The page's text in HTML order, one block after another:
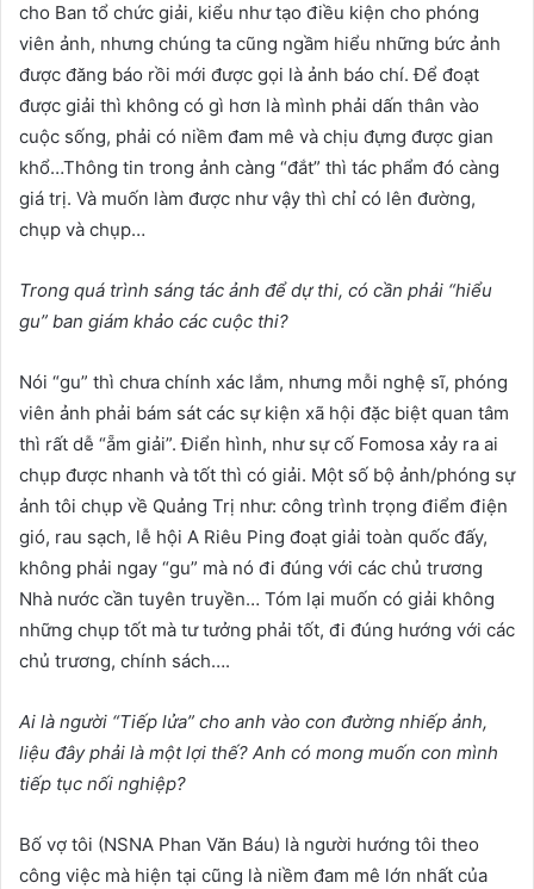
cho Ban tổ chức giải, kiểu như tạo điều kiện cho phóng
viên ảnh, nhưng chúng ta cũng ngầm hiểu những bức ảnh
được đăng báo rồi mới được gọi là ảnh báo chí. Để đoạt
được giải thì không có gì hơn là mình phải dấn thân vào
cuộc sống, phải có niềm đam mê và chịu đựng được gian
khổ…Thông tin trong ảnh càng “đắt” thì tác phẩm đó càng
giá trị. Và muốn làm được như vậy thì chỉ có lên đường,
chụp và chụp…
Trong quá trình sáng tác ảnh để dự thi, có cần phải “hiểu
gu” ban giám khảo các cuộc thi?
Nói “gu” thì chưa chính xác lắm, nhưng mỗi nghệ sĩ, phóng
viên ảnh phải bám sát các sự kiện xã hội đặc biệt quan tâm
thì rất dễ “ẵm giải”. Điển hình, như sự cố Fomosa xảy ra ai
chụp được nhanh và tốt thì có giải. Một số bộ ảnh/phóng sự
ảnh tôi chụp về Quảng Trị như: công trình trọng điểm điện
gió, rau sạch, lễ hội A Riêu Ping đoạt giải toàn quốc đấy,
không phải ngay “gu” mà nó đi đúng với các chủ trương
Nhà nước cần tuyên truyền… Tóm lại muốn có giải không
những chụp tốt mà tư tưởng phải tốt, đi đúng hướng với các
chủ trương, chính sách….
Ai là người “Tiếp lửa” cho anh vào con đường nhiếp ảnh,
liệu đâyphải là một lợi thế? Anh có mong muốn con mình
tiếp tục nối nghiệp?
Bố vợ tôi (NSNA Phan Văn Báu) là người hướng tôi theo
công việc mà hiện tại cũng là niềm đam mê lớn nhất của